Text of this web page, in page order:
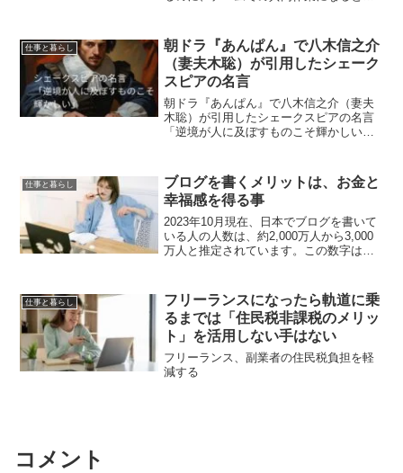
ありません。周囲と歩調を合わせるため
の調整にエネルギーを使い...
仕事と暮らし
朝ドラ『あんぱん』で八木信之介
（妻夫木聡）が引用したシェーク
スピアの名言
朝ドラ『あんぱん』で八木信之介（妻夫
木聡）が引用したシェークスピアの名言
「逆境が人に及ぼすものこそ輝かしい」
いう意味です。この言葉が引用されたシ
ェークスピアの戯曲『お気に...
仕事と暮らし
ブログを書くメリットは、お金と
幸福感を得る事
2023年10月現在、日本でブログを書いて
いる人の人数は、約2,000万人から3,000
万人と推定されています。この数字は、
なブログ」の利用者数は、2023年8月時点
で...
仕事と暮らし
フリーランスになったら軌道に乗
るまでは「住民税非課税のメリッ
ト」を活用しない手はない
フリーランス、副業者の住民税負担を軽
減する
コメント